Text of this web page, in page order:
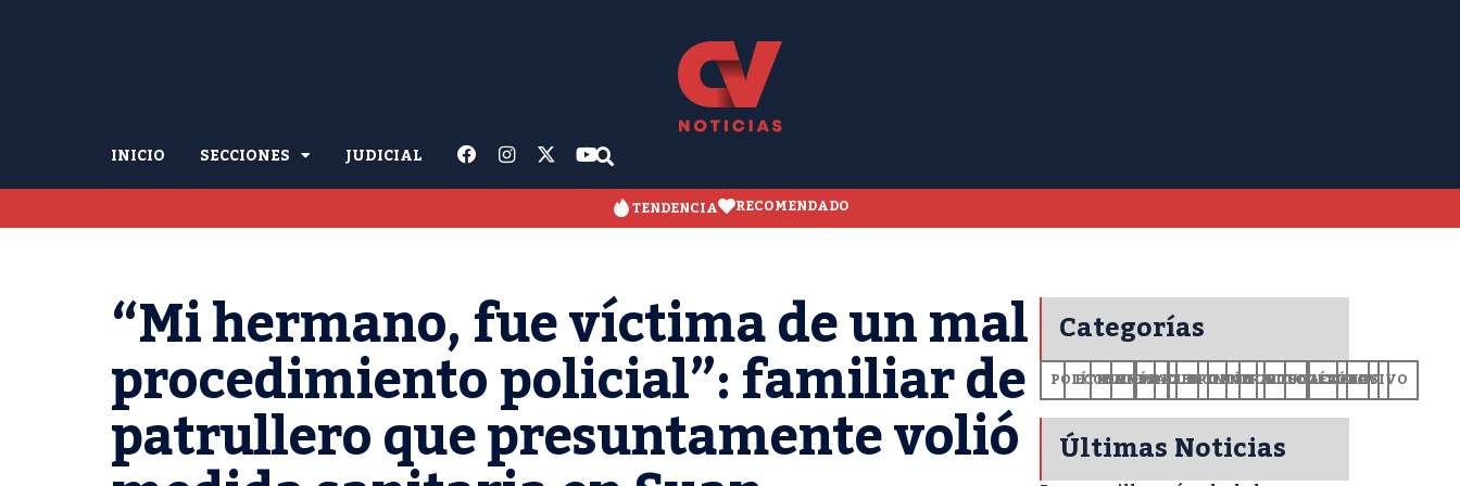
INICIO SECCIONES JUDICIAL
TENDENCIA RECOMENDADO
“Mi hermano, fue víctima de un mal
procedimiento policial”: familiar de
patrullero que presuntamente volió
Categorías
POLÍTICA
ECONOMÍA
MUNDO
DEPORTES
SALUD
CIENCIA
OPINIÓN
GENERALES
TECNOLOGÍA
EDUCACIÓN
CULTURA
EXCLUSIVO
+CV
Últimas Noticias